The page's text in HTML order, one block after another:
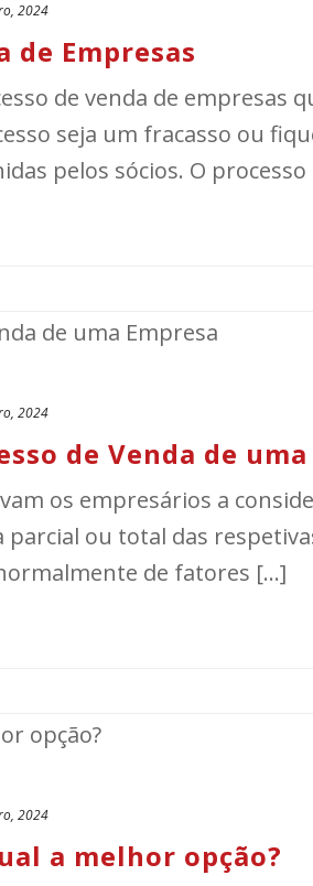
2024
de Empresas
de venda de empresas
seja um fracasso ou
pelos sócios. O processo
2024
de Venda de uma
os empresários a
parcial ou total das
de fatores [...]
2024
a melhor opção?